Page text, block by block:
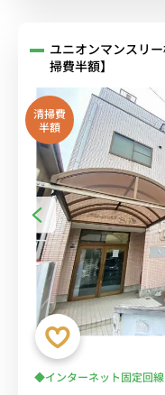
ユニオンマンスリ
掃費半額】
清掃費
半額
◆インターネット固定回